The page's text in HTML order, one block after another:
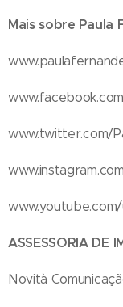
Mais sobre Paula
www.twitter.com/
ASSESSORIA DE
Novità